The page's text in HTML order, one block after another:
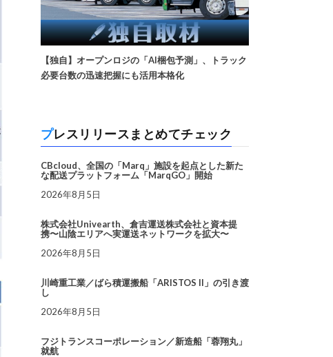
【独自】オープンロジの「AI梱包予測」、トラック
必要台数の迅速把握にも活用本格化
プレスリリースまとめてチェック
CBcloud、全国の「Marq」施設を起点とした新た
な配送プラットフォーム「MarqGO」開始
2026年8月5日
株式会社Univearth、倉吉運送株式会社と資本提
携〜山陰エリアへ実運送ネットワークを拡大〜
2026年8月5日
川崎重工業／ばら積運搬船「ARISTOS II」の引き渡
し
2026年8月5日
フジトランスコーポレーション／新造船「蓉翔丸」
就航